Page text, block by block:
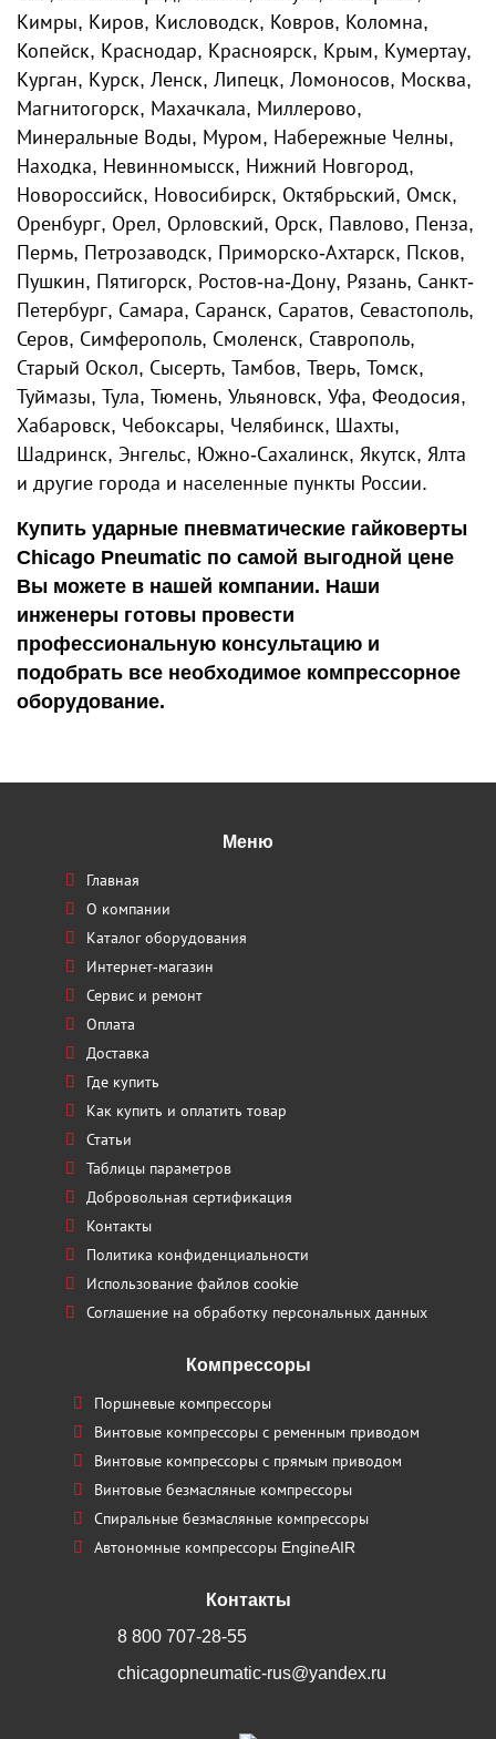
Кимры, Киров, Кисловодск, Ковров, Коломна,
Копейск, Краснодар, Красноярск, Крым, Кумертау,
Курган, Курск, Ленск, Липецк, Ломоносов, Москва,
Магнитогорск, Махачкала, Миллерово,
Минеральные Воды, Муром, Набережные Челны,
Находка, Невинномысск, Нижний Новгород,
Новороссийск, Новосибирск, Октябрьский, Омск,
Оренбург, Орел, Орловский, Орск, Павлово, Пенза,
Пермь, Петрозаводск, Приморско-Ахтарск, Псков,
Пушкин, Пятигорск, Ростов-на-Дону, Рязань, Санкт-
Петербург, Самара, Саранск, Саратов, Севастополь,
Серов, Симферополь, Смоленск, Ставрополь,
Старый Оскол, Сысерть, Тамбов, Тверь, Томск,
Туймазы, Тула, Тюмень, Ульяновск, Уфа, Феодосия,
Хабаровск, Чебоксары, Челябинск, Шахты,
Шадринск, Энгельс, Южно-Сахалинск, Якутск, Ялта
и другие города и населенные пункты России.
Купить ударные пневматические гайковерты
Chicago Pneumatic по самой выгодной цене
Вы можете в нашей компании. Наши
инженеры готовы провести
профессиональную консультацию и
подобрать все необходимое компрессорное
оборудование.
Меню
Главная
О компании
Каталог оборудования
Интернет-магазин
Сервис и ремонт
Оплата
Доставка
Где купить
Как купить и оплатить товар
Статьи
Таблицы параметров
Добровольная сертификация
Контакты
Политика конфиденциальности
Использование файлов cookie
Соглашение на обработку персональных данных
Компрессоры
Поршневые компрессоры
Винтовые компрессоры с ременным приводом
Винтовые компрессоры с прямым приводом
Винтовые безмасляные компрессоры
Спиральные безмасляные компрессоры
Автономные компрессоры EngineAIR
Контакты
8 800 707-28-55
chicagopneumatic-rus@yandex.ru